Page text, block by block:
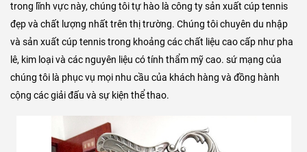
trong lĩnh vực này, chúng tôi tự hào là công ty sản xuất cúp tennis
đẹp và chất lượng nhất trên thị trường. Chúng tôi chuyên du nhập
và sản xuất cúp tennis trong khoảng các chất liệu cao cấp như pha
lê, kim loại và các nguyên liệu có tính thẩm mỹ cao. sứ mạng của
chúng tôi là phục vụ mọi nhu cầu của khách hàng và đồng hành
cộng các giải đấu và sự kiện thể thao.